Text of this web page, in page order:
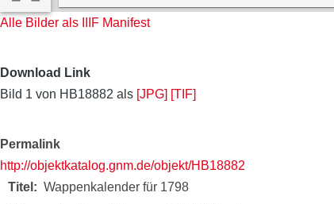
Alle Bilder als IIIF Manifest
Download Link
Bild 1 von HB18882 als [JPG] [TIF]
Permalink
http://objektkatalog.gnm.de/objekt/HB18882
Titel
Wappenkalender für 1798